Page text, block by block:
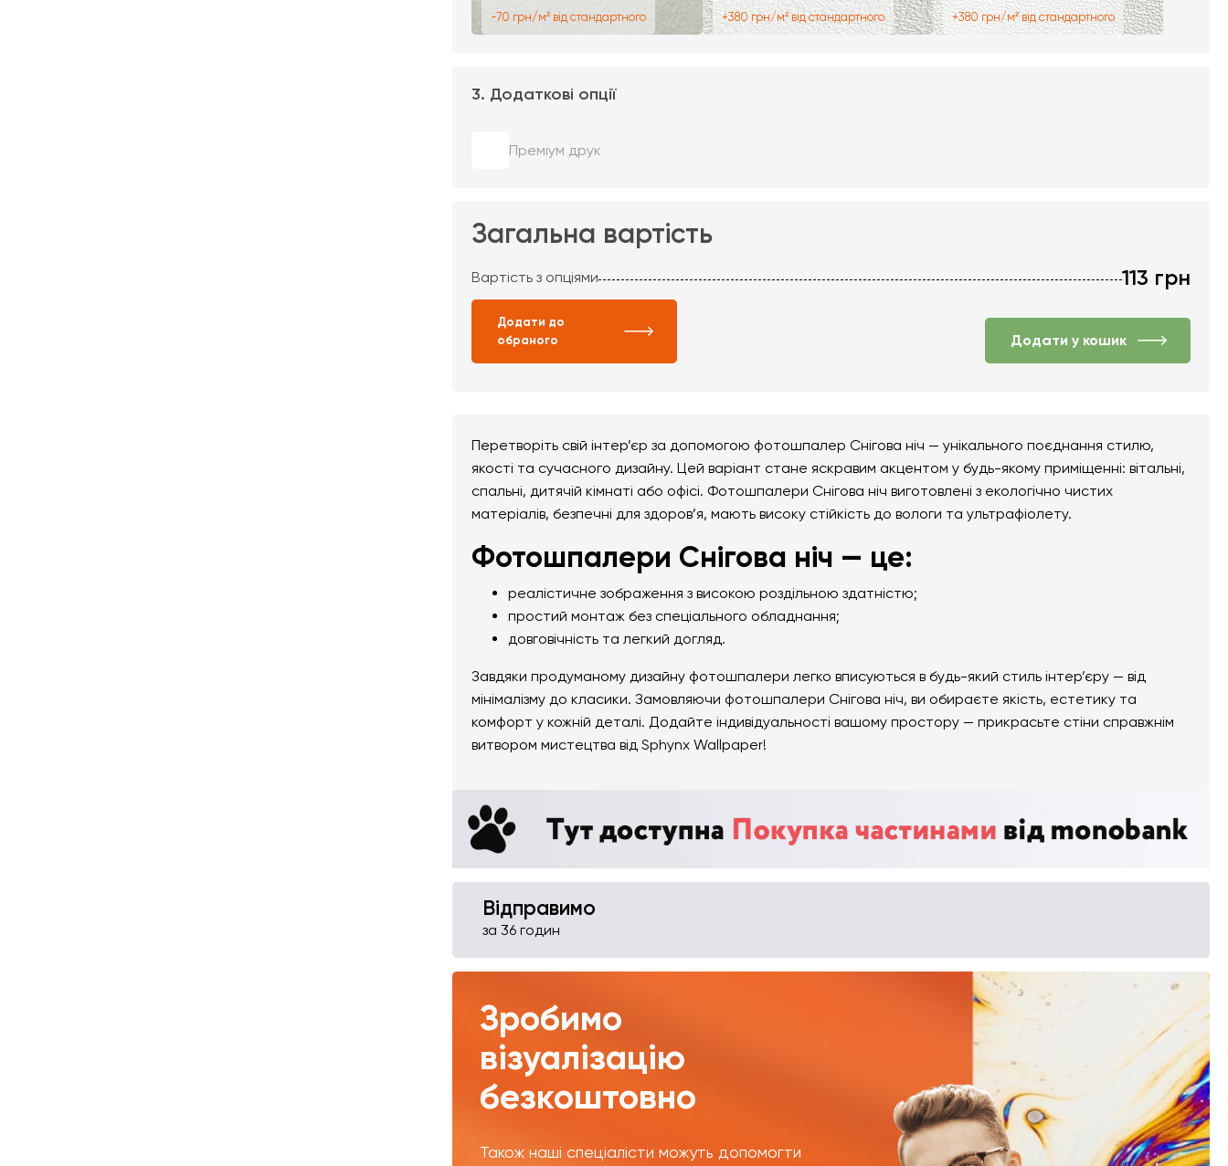
-70 грн/м² від стандартного +380 грн/м² від стандартного +380 грн/м² від стандартного
3. Додаткові опції
Преміум друк
Загальна вартість
Вартість з опціями 113 грн
Додати до
обраного
Додати у кошик
Перетворіть свій інтер’єр за допомогою фотошпалер Снігова ніч — унікального поєднання стилю,
якості та сучасного дизайну. Цей варіант стане яскравим акцентом у будь-якому приміщенні: вітальні,
спальні, дитячій кімнаті або офісі. Фотошпалери Снігова ніч виготовлені з екологічно чистих
матеріалів, безпечні для здоров’я, мають високу стійкість до вологи та ультрафіолету.
Фотошпалери Снігова ніч — це:
реалістичне зображення з високою роздільною здатністю;
простий монтаж без спеціального обладнання;
довговічність та легкий догляд.
Завдяки продуманому дизайну фотошпалери легко вписуються в будь-який стиль інтер’єру — від
мінімалізму до класики. Замовляючи фотошпалери Снігова ніч, ви обираєте якість, естетику та
комфорт у кожній деталі. Додайте індивідуальності вашому простору — прикрасьте стіни справжнім
витвором мистецтва від Sphynx Wallpaper!
Відправимо
за 36 годин
Зробимо
візуалізацію
безкоштовно
Також наші спеціалісти можуть допомогти